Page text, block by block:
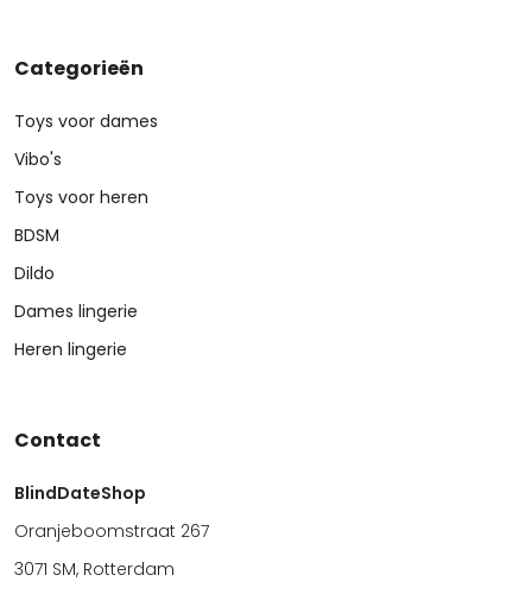
Categorieën
Toys voor dames
Vibo's
Toys voor heren
BDSM
Dildo
Dames lingerie
Heren lingerie
Contact
BlindDateShop
Oranjeboomstraat 267
3071 SM, Rotterdam